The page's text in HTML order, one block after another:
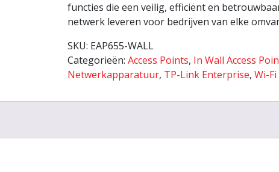
functies die een veilig, efficiënt en
netwerk leveren voor bedrijven van elke
SKU: EAP655-WALL
Categorieën:Access Points, In Wall Access
Netwerkapparatuur, TP-Link Enterprise,Wi-